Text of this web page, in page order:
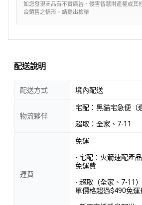
如您發現商品有不實廣告、侵害智慧財產權或其
合銷售之情形，請提出檢舉
配送說明
配送方式 境內配送
物流夥伴
宅配：黑貓宅急便（
超取：全家、7-11
運費
免運
- 宅配：火箭速配產
免運費
- 超取（全家、7-11
單價格超過$490免運